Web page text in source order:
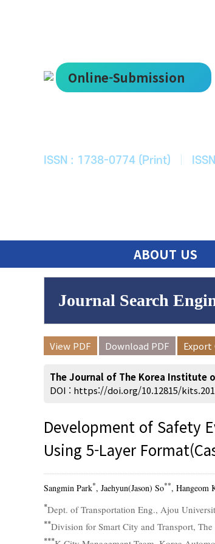
Online-Submission
한국ITS학
ISSN : 1738-0774 (Print)
ABOUT US
Journal Search
Volume/Issue :
Search :
Search
View PDF Download PDF
The Journal of The Korea Institute
DOI : https://doi.org/10.12815/
Development of Safety
Using 5-Layer
Sangmin Park*, Jaehyun(Jason) So**, Hangeom
*Dept. of Transportation Eng., Ajou
**Division for Smart City and Transport,
***